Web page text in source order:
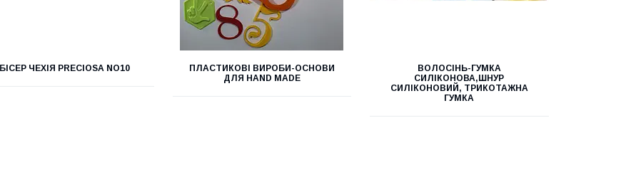
БІСЕР ЧЕХІЯ PRECIOSA NO10
ПЛАСТИКОВІ ВИРОБИ-ОСНОВИ
ДЛЯ НAND MADE
ВОЛОСІНЬ-ГУМКА
СИЛІКОНОВА,ШНУР
СИЛІКОНОВИЙ, ТРИКОТАЖНА
ГУМКА